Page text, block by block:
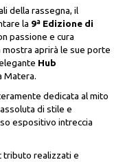
della rassegna, il
la 9ª Edizione di
passione e cura
mostra aprirà le sue porte
Hub
Matera.
dedicata al mito
di stile e
espositivo intreccia
tributo realizzati e